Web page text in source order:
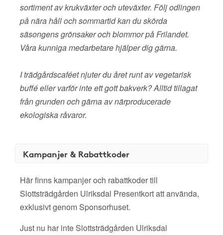
sortiment av krukväxter och uteväxter. Följ odlingen
på nära håll och sommartid kan du skörda
säsongens grönsaker och blommor på Frilandet.
Våra kunniga medarbetare hjälper dig gärna.
I trädgårdscaféet njuter du året runt av vegetarisk
buffé eller varför inte ett gott bakverk? Alltid tillagat
från grunden och gärna av närproducerade
ekologiska råvaror.
Kampanjer & Rabattkoder
Här finns kampanjer och rabattkoder till
Slottsträdgården Ulriksdal Presentkort att använda,
exklusivt genom Sponsorhuset.
Just nu har inte Slottsträdgården Ulriksdal